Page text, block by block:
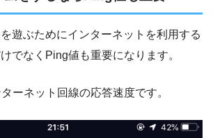
遊ぶためにインターネットを利用する
でなくPing値も重要になります。
ーネット回線の応答速度です。